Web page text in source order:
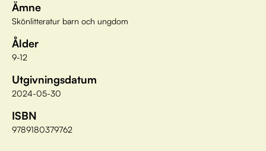
Ämne
Skönlitteratur barn och ungdom
Ålder
9-12
Utgivningsdatum
2024-05-30
ISBN
9789180379762